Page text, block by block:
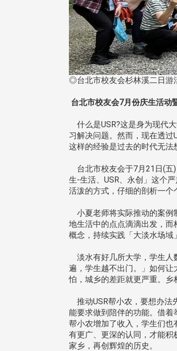
◎台北市校友会杉林溪二日游
台北市校友会7月份庆生活动
什么是USR?这是身为现代
习解决问题。然而，现在透过
这样的经验是过去的时代无法
台北市校友会于7月21日(五
生-生活、USR、永创」这个
活泼的方式，仔细的剖析一个
小夏老师将实际推动的案例
地生活中的点点滴滴出发，
概念，持续实践「大淡水场域
淡水有好几所大学，学生人
遍，学生越不出门。」如何
怕，城乡的差距就更严重。乡
推动USR帮小农，要想办法
能要求做到陪伴的功能。借
帮小农增加了收入，学生们
有更广、更深的认同，才能
家乡，再创辉煌的历史。